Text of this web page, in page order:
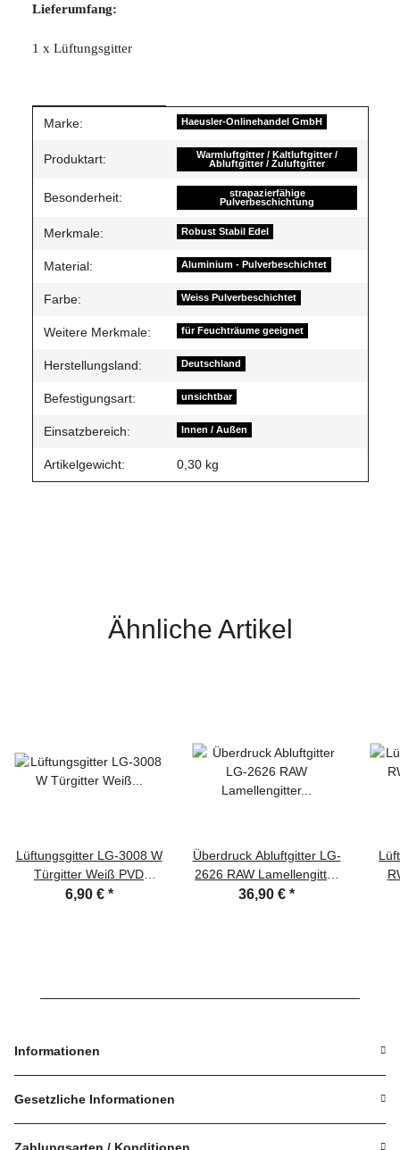
Lieferumfang:
1 x Lüftungsgitter
Produkteigenschaft
Wert
Marke: Haeusler-Onlinehandel GmbH
Produktart:
Warmluftgitter / Kaltluftgitter /
Abluftgitter / Zuluftgitter
Besonderheit:
strapazierfähige
Pulverbeschichtung
Merkmale: Robust Stabil Edel
Material: Aluminium - Pulverbeschichtet
Farbe: Weiss Pulverbeschichtet
Weitere Merkmale: für Feuchträume geeignet
Herstellungsland: Deutschland
Befestigungsart: unsichtbar
Einsatzbereich: Innen / Außen
Artikelgewicht: 0,30 kg
Ähnliche Artikel
Lüftungsgitter LG-3008 W
Türgitter Weiß PVD
Stegblech 300 x 80 mm
6,90 € *
Überdruck Abluftgitter LG-
2626 RAW Lamellengitter
PVD Weiß 255x255
36,90 € *
Informationen
Gesetzliche Informationen
Zahlungsarten / Konditionen